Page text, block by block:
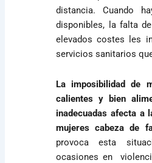
distancia. Cuando
disponibles, la falta
elevados costes les
servicios sanitarios
La imposibilidad de
calientes y bien
inadecuadas afecta a
mujeres cabeza de
provoca esta
ocasiones en